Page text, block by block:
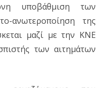
υποβάθμιση των
ανωτεροποίηση της
μαζί με την ΚΝΕ
των αιτημάτων